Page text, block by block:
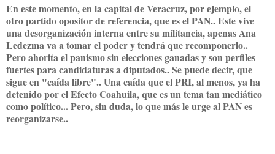
En este momento, en la capital de Veracruz, por ejemplo, el
otro partido opositor de referencia, que es el PAN.. Este vive
una desorganización interna entre su militancia, apenas Ana
Ledezma va a tomar el poder y tendrá que recomponerlo..
Pero ahorita el panismo sin elecciones ganadas y son perfiles
fuertes para candidaturas a diputados.. Se puede decir, que
sigue en "caída libre".. Una caída que el PRI, al menos, ya ha
detenido por el Efecto Coahuila, que es un tema tan mediático
como político... Pero, sin duda, lo que más le urge al PAN es
reorganizarse..